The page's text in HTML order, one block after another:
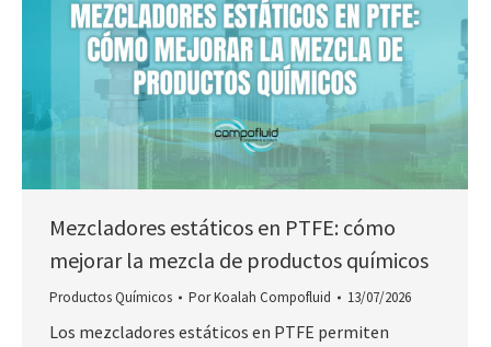
Mezcladores estáticos en PTFE: cómo
mejorar la mezcla de productos químicos
Productos Químicos PorKoalah Compofluid 13/07/2026
Los mezcladores estáticos en PTFE permiten